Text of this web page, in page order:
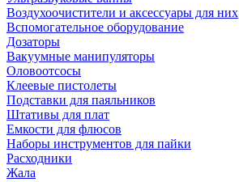
Воздухоочистители и аксессуары для них
Вспомогательное оборудование
Дозаторы
Вакуумные манипуляторы
Оловоотсосы
Клеевые пистолеты
Подставки для паяльников
Штативы для плат
Емкости для флюсов
Наборы инструментов для пайки
Расходники
Жала